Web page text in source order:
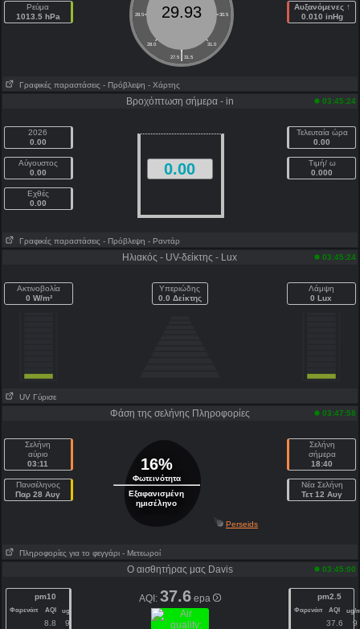
Ρεύμα
1013.5 hPa
28.5 30.5
28.0 31.0
|
27.5 31.5
29.93
Αυξανόμενες ↑
0.010 inHg
Γραφικές παραστάσεις - Πρόβλεψη - Χάρτης
Βροχόπτωση σήμερα - in 03:45:24
2026
0.00
Αύγουστος
0.00
Εχθές
0.00
0.00
Τελευταία ώρα
0.00
Τιμή/ ω
0.000
Γραφικές παραστάσεις - Πρόβλεψη - Ραντάρ
Ηλιακός - UV-δείκτης - Lux 03:45:24
Ακτινοβολία
0 W/m²
Υπεριώδης
0.0 Δείκτης
Λάμψη
0 Lux
UV Γύρισε
Φάση της σελήνης Πληροφορίες 03:47:58
Σελήνη
αύριο
03:11
Πανσέληνος
Παρ 28 Αυγ
16%
Φωτεινότητα
Εξαφανισμένη
ημισέληνο
Σελήνη
σήμερα
18:40
Νέα Σελήνη
Τετ 12 Αυγ
Perseids
Πληροφορίες για το φεγγάρι - Μετεωροί
Ο αισθητήρας μας Davis 03:45:00
pm10
Φαρενάιτ AQI ug/m
8.8 9.5
AQI: 37.6 epa pm2.5
Φαρενάιτ AQI ug/
37.6 9